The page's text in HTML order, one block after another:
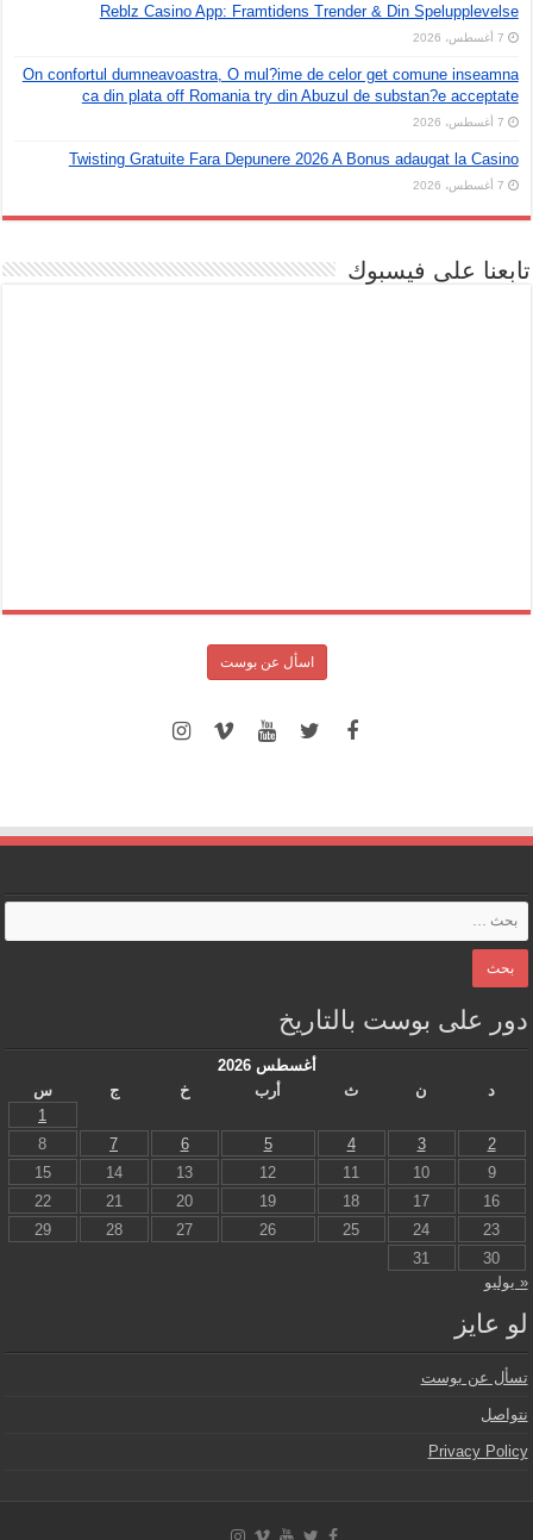
Reblz Casino App: Framtidens Trender & Din Spelupplevelse
7 أغسطس، 2026
On confortul dumneavoastra, O mul?ime de celor get comune inseamna
ca din plata off Romania try din Abuzul de substan?e acceptate
7 أغسطس، 2026
Twisting Gratuite Fara Depunere 2026 A Bonus adaugat la Casino
7 أغسطس، 2026
تابعنا على فيسبوك
اسأل عن بوست
دور على بوست بالتاريخ
أغسطس 2026
د
ن ث أرب خ ج
س
1
2
3
4
5
6
7
8
9
10
11
12
13
14
15
16
17
18
19
20
21
22
23
24
25
26
27
28
29
30
31
« يوليو
لو عايز
تسأل عن بوست
نتواصل
Privacy Policy